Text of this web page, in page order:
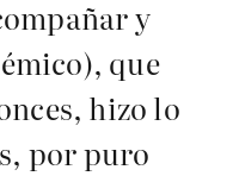
y
que
hizo lo
por puro